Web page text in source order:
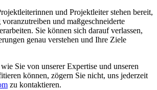
und Projektleiter stehen bereit,
und maßgeschneiderte
Sie können sich darauf verlassen,
genau verstehen und Ihre Ziele
Sie von unserer Expertise und unseren
können, zögern Sie nicht, uns jederzeit
zu kontaktieren.